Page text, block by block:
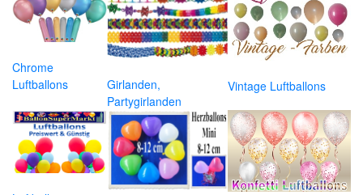
Chrome
Luftballons
Girlanden,
Partygirlanden
Vintage Luftballons